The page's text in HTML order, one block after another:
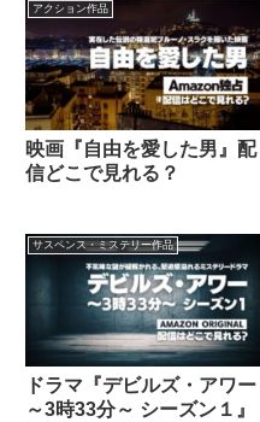
アクション作品
映画『自由を愛した男』配
信どこで見れる？
サスペンス・ミステリー作品
ドラマ『デビルズ・アワー
～3時33分～ シーズン１』